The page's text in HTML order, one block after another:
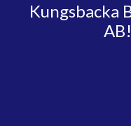
Kungsbacka
AB!